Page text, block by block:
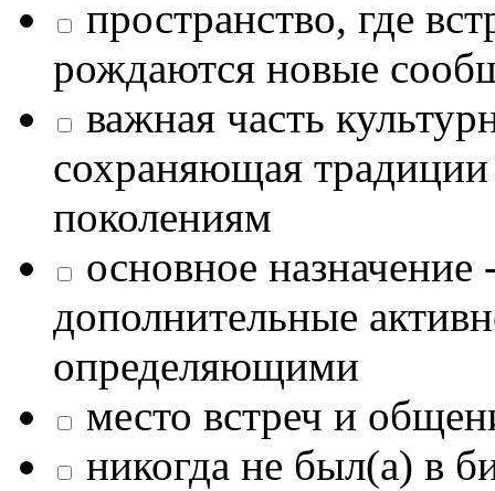
пространство, где
рождаются новые
важная часть
сохраняющая
поколениям
основное назначение
дополнительные
определяющими
место встреч и
никогда не был(а) в